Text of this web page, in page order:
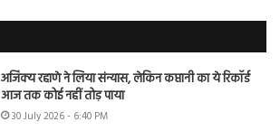
अजिंक्य रहाणे ने लिया संन्यास, लेकिन कप्तानी का ये रिकॉर्ड
आज तक कोई नहीं तोड़ पाया
30 July 2026 - 6:40 PM